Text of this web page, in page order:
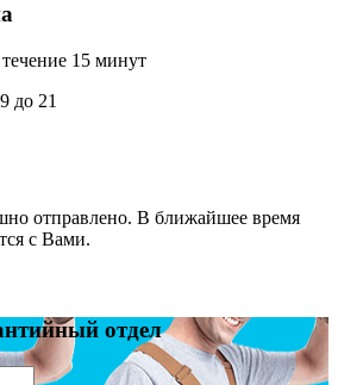
15 минут
до 21
отправлено. В ближайшее время
с Вами.
отдел